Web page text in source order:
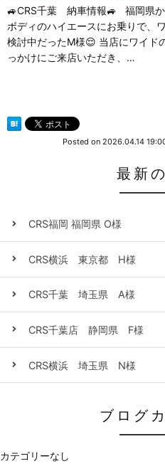
🚙CRS千葉 納車情報🚙 福岡県
ボディのハイエースにお乗りで、
検討中だったM様😌 当店にワイド
っかけにご来店いただき、…
Posted on 2026.04.14
最新
CRS福岡 福岡県 O様
CRS横浜 東京都 H様
CRS千葉 埼玉県 A様
CRS千葉店 静岡県 F様
CRS横浜 埼玉県 N様
ブログ
カテゴリーなし